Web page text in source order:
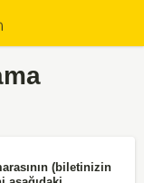
(biletinizin